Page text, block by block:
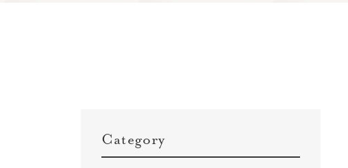
Category